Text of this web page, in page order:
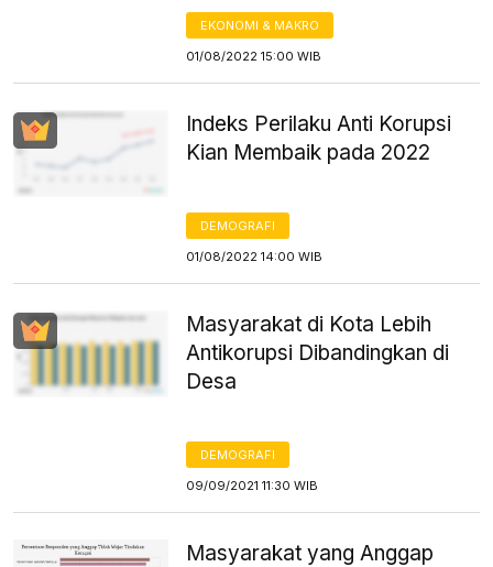
EKONOMI & MAKRO
01/08/2022 15:00 WIB
Indeks Perilaku Anti Korupsi
Kian Membaik pada 2022
DEMOGRAFI
01/08/2022 14:00 WIB
Masyarakat di Kota Lebih
Antikorupsi Dibandingkan di
Desa
DEMOGRAFI
09/09/2021 11:30 WIB
Masyarakat yang Anggap